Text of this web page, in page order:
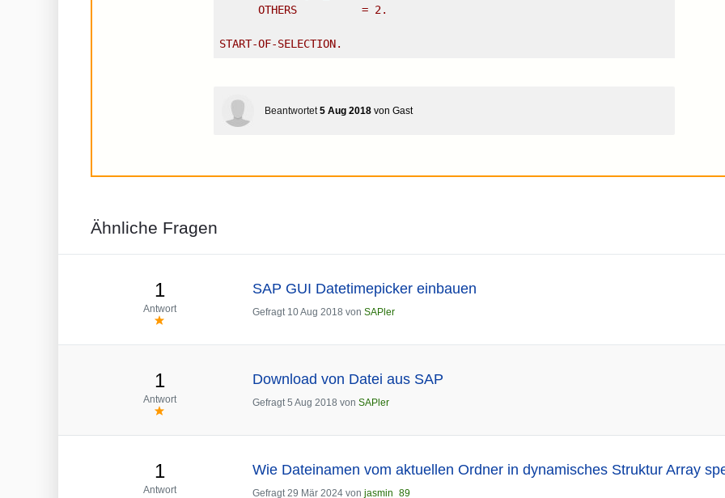
OTHERS          = 2.
START-OF-SELECTION.
Beantwortet 5 Aug 2018 vonGast
Ähnliche Fragen
1
Antwort
SAP GUI Datetimepicker einbauen
Gefragt 10 Aug 2018 von SAPler
1
Antwort
Download von Datei aus SAP
Gefragt 5 Aug 2018 von SAPler
1
Antwort
Wie Dateinamen vom aktuellen Ordner in dynamisches Struktur Array
Gefragt 29 Mär 2024 von jasmin_89